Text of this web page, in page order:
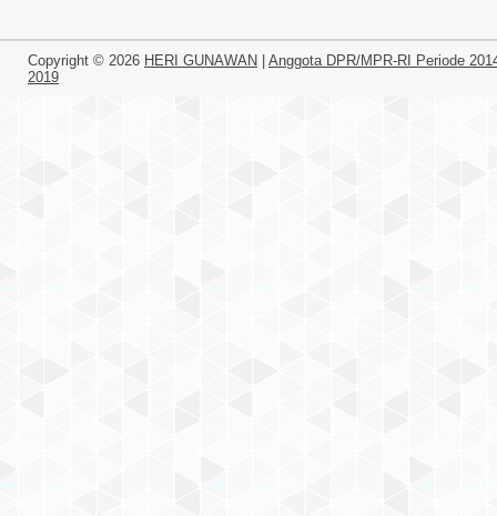
Copyright © 2026 HERI GUNAWAN | Anggota DPR/MPR-RI Periode
2019